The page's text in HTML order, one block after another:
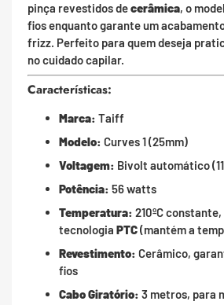
pinça revestidos decerâmica, o
fios enquanto garante um
frizz. Perfeito para quem deseja
no cuidado capilar.
Características:
Marca: Taiff
Modelo: Curves 1 (25mm)
Voltagem: Bivolt automático
Potência: 56 watts
Temperatura: 210ºC
tecnologia PTC(mantém a
Revestimento: Cerâmico,
fios
Cabo Giratório: 3 metros, para